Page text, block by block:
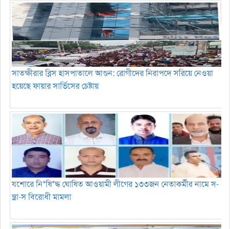
সাতক্ষীরার ব্লিস হাসপাতালে আগুন: রোগীদের নিরাপদে সরিয়ে নেওয়া
হয়েছে ফায়ার সার্ভিসের চেষ্টায়
যশোরে নি*ষি*দ্ধ ঘোষিত আওয়ামী লীগের ১৩৩জন নেতাকর্মীর নামে স-
ন্ত্রা-স বিরোধী মামলা